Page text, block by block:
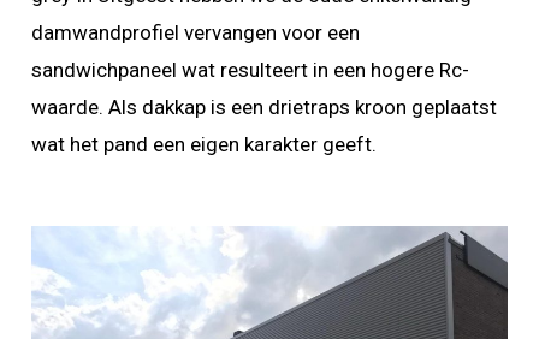
damwandprofiel vervangen voor een
sandwichpaneel wat resulteert in een hogere Rc-
waarde. Als dakkap is een drietraps kroon geplaatst
wat het pand een eigen karakter geeft.